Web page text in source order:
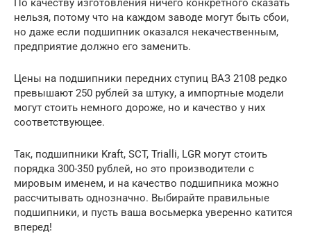
По качеству изготовления ничего конкретного сказать
нельзя, потому что на каждом заводе могут быть сбои,
но даже если подшипник оказался некачественным,
предприятие должно его заменить.
Цены на подшипники передних ступиц ВАЗ 2108 редко
превышают 250 рублей за штуку, а импортные модели
могут стоить немного дороже, но и качество у них
соответствующее.
Так, подшипники Kraft, SCT, Trialli, LGR могут стоить
порядка 300-350 рублей, но это производители с
мировым именем, и на качество подшипника можно
рассчитывать однозначно. Выбирайте правильные
подшипники, и пусть ваша восьмерка уверенно катится
вперед!